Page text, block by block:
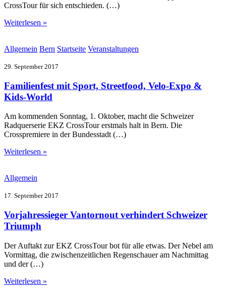
CrossTour für sich entschieden. (…)
Weiterlesen »
Allgemein Bern Startseite Veranstaltungen
29. September 2017
Familienfest mit Sport, Streetfood, Velo-Expo &
Kids-World
Am kommenden Sonntag, 1. Oktober, macht die Schweizer
Radquerserie EKZ CrossTour erstmals halt in Bern. Die
Crosspremiere in der Bundesstadt (…)
Weiterlesen »
Allgemein
17. September 2017
Vorjahressieger Vantornout verhindert Schweizer
Triumph
Der Auftakt zur EKZ CrossTour bot für alle etwas. Der Nebel am
Vormittag, die zwischenzeitlichen Regenschauer am Nachmittag
und der (…)
Weiterlesen »